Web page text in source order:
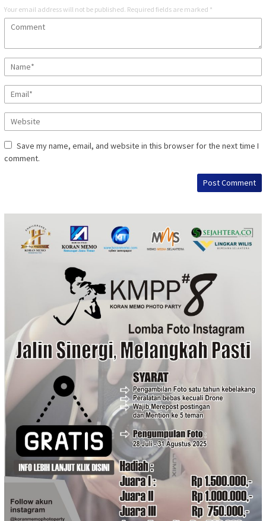
Your email address will not be published. Required fields are marked *
Save my name, email, and website in this browser for the next time I
comment.